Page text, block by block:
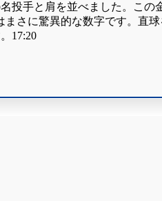
投手と肩を並べました。こ
さに驚異的な数字です。
17:20